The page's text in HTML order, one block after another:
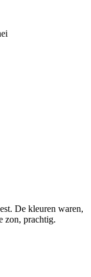
De kleuren waren,
zon, prachtig.